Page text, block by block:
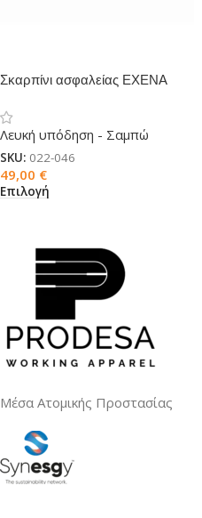
Σκαρπίνι ασφαλείας EXENA
Λευκή υπόδηση - Σαμπώ
SKU: 022-046
49,00 €
Επιλογή
Μέσα Ατομικής Προστασίας